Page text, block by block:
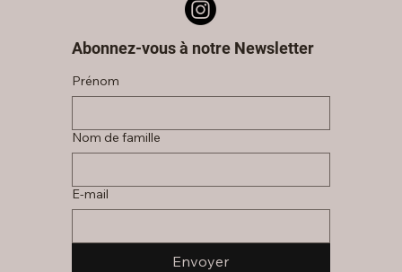
Abonnez-vous à notre Newsletter
Prénom
Nom de famille
E‑mail
Envoyer